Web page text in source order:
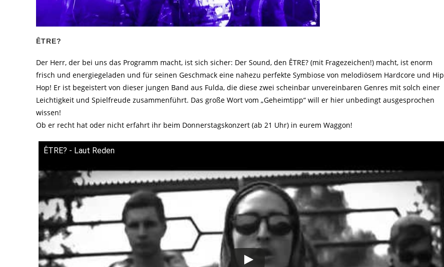
ÊTRE?
Der Herr, der bei uns das Programm macht, ist sich sicher: Der Sound, den ÊTRE? (mit Fragezeichen!) macht, ist enorm
frisch und energiegeladen und für seinen Geschmack eine nahezu perfekte Symbiose von melodiösem Hardcore und Hip
Hop! Er ist begeistert von dieser jungen Band aus Fulda, die diese zwei scheinbar unvereinbaren Genres mit solch einer
Leichtigkeit und Spielfreude zusammenführt. Das große Wort vom „Geheimtipp“ will er hier unbedingt ausgesprochen
wissen!
Ob er recht hat oder nicht erfahrt ihr beim Donnerstagskonzert (ab 21 Uhr) in eurem Waggon!
ÊTRE? - Laut Reden